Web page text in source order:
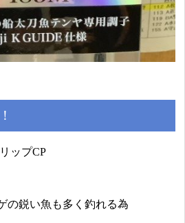
ップCP
の鋭い魚も多く釣れる為